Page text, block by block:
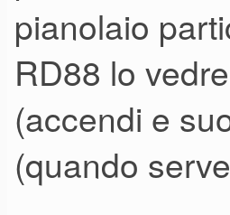
pianolaio
RD88 lo
(accendi e
(quando